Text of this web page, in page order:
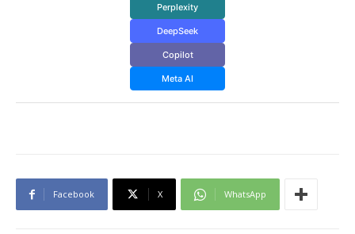
Perplexity
DeepSeek
Copilot
Meta AI
Facebook X WhatsApp